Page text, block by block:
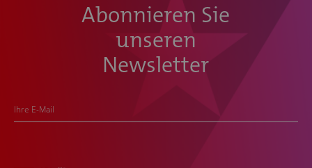
Abonnieren Sie
unseren
Newsletter
Ihre E-Mail